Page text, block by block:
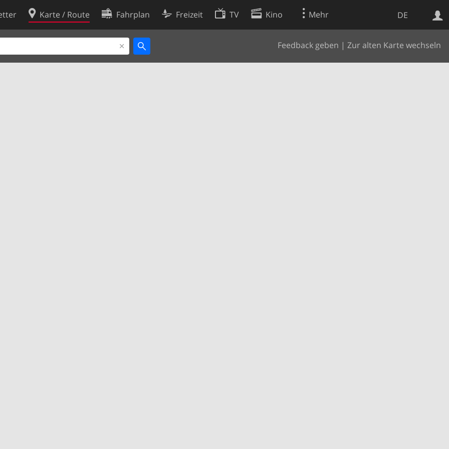
DE
Karte / Route Fahrplan Freizeit TV Kino Mehr
Feedback geben | Zur alten Karte wechseln
Websuche
Cookie-Richtlinie
Cookie-Einstellungen